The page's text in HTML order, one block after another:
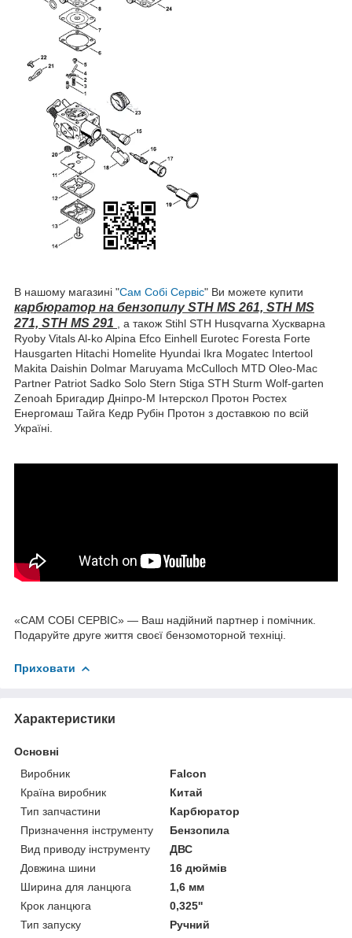
В нашому магазині "Сам Собі Сервіс" Ви можете купити
карбюратор на бензопилу STH MS 261, STH MS
271, STH MS 291
, а також Stihl STH Husqvarna Хускварна
Ryoby Vitals Al-ko Alpina Efco Einhell Eurotec Foresta Forte
Hausgarten Hitachi Homelite Hyundai Ikra Mogatec Intertool
Makita Daishin Dolmar Maruyama McCulloch MTD Oleo-Mac
Partner Patriot Sadko Solo Stern Stiga STH Sturm Wolf-garten
Zenoah Бригадир Дніпро-М Інтерскол Протон Ростех
Енергомаш Тайга Кедр Рубін Протон з доставкою по всій
Україні.
«САМ СОБІ СЕРВІС» — Ваш надійний партнер і помічник.
Подаруйте друге життя своєї бензомоторной техніці.
Приховати
Характеристики
Основні
Виробник
Falcon
Країна виробник
Китай
Тип запчастини
Карбюратор
Призначення інструменту
Бензопила
Вид приводу інструменту
ДВС
Довжина шини
16 дюймів
Ширина для ланцюга
1,6 мм
Крок ланцюга
0,325''
Тип запуску
Ручний